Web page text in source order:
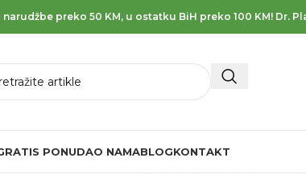
preko 50 KM, u ostatku BiH preko 100 KM! Dr.
PONUDAO NAMABLOGKONTAKT